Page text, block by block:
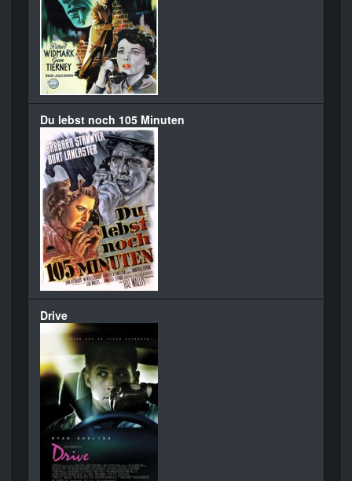
Du lebst noch 105 Minuten
Drive